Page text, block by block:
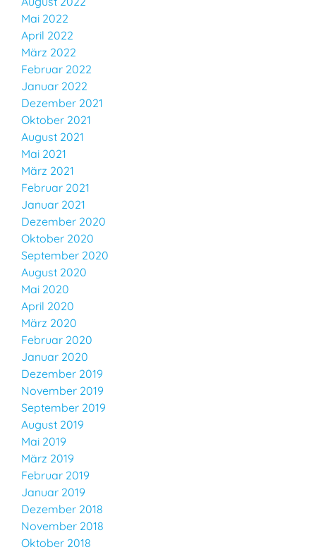
Mai 2022
April 2022
März 2022
Februar 2022
Januar 2022
Dezember 2021
Oktober 2021
August 2021
Mai 2021
März 2021
Februar 2021
Januar 2021
Dezember 2020
Oktober 2020
September 2020
August 2020
Mai 2020
April 2020
März 2020
Februar 2020
Januar 2020
Dezember 2019
November 2019
September 2019
August 2019
Mai 2019
März 2019
Februar 2019
Januar 2019
Dezember 2018
November 2018
Oktober 2018